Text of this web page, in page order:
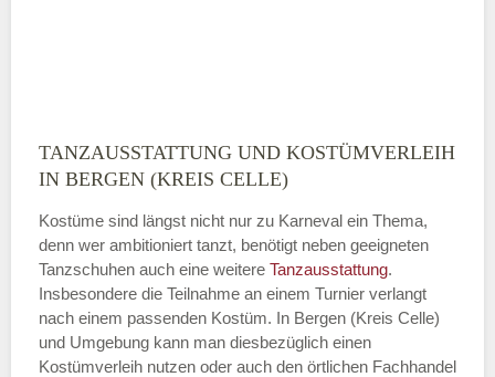
TANZAUSSTATTUNG UND KOSTÜMVERLEIH
IN BERGEN (KREIS CELLE)
Kostüme sind längst nicht nur zu Karneval ein Thema,
denn wer ambitioniert tanzt, benötigt neben geeigneten
Tanzschuhen auch eine weitere Tanzausstattung.
Insbesondere die Teilnahme an einem Turnier verlangt
nach einem passenden Kostüm. In Bergen (Kreis Celle)
und Umgebung kann man diesbezüglich einen
Kostümverleih nutzen oder auch den örtlichen Fachhandel